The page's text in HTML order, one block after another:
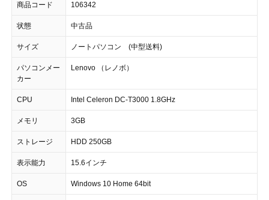
商品コード 106342
状態 中古品
サイズ ノートパソコン (中型送料)
パソコンメー
カー
Lenovo （レノボ）
CPU Intel Celeron DC-T3000 1.8GHz
メモリ 3GB
ストレージ HDD 250GB
表示能力 15.6インチ
OS Windows 10 Home 64bit